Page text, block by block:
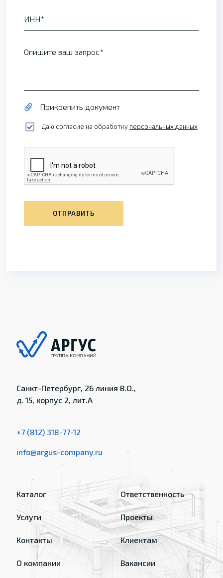
ИНН
Опишите ваш запрос
Прикрепить документ
Даю согласие на обработку персональных данных
ОТПРАВИТЬ
Санкт-Петербург, 26 линия В.О.,
д. 15, корпус 2, лит.А
+7 (812) 318-77-12
info@argus-company.ru
Каталог
Услуги
Контакты
О компании
Ответственность
Проекты
Клиентам
Вакансии